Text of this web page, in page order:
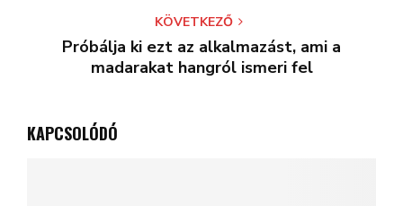
KÖVETKEZŐ
Próbálja ki ezt az alkalmazást, ami a
madarakat hangról ismeri fel
KAPCSOLÓDÓ